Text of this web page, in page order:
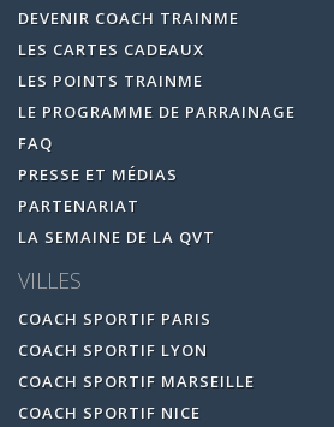
DEVENIR COACH TRAINME
LES CARTES CADEAUX
LES POINTS TRAINME
LE PROGRAMME DE PARRAINAGE
FAQ
PRESSE ET MÉDIAS
PARTENARIAT
LA SEMAINE DE LA QVT
VILLES
COACH SPORTIF PARIS
COACH SPORTIF LYON
COACH SPORTIF MARSEILLE
COACH SPORTIF NICE